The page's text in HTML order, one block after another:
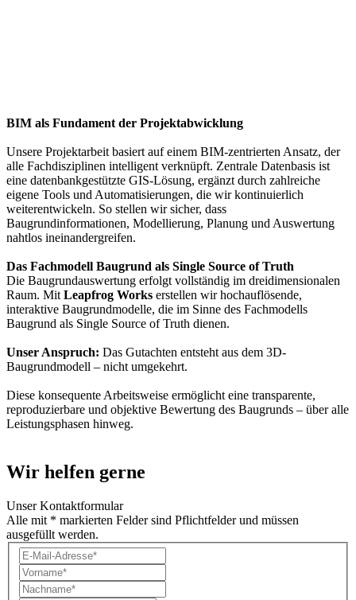
BIM als Fundament der Projektabwicklung
Unsere Projektarbeit basiert auf einem BIM-zentrierten Ansatz, der
alle Fachdisziplinen intelligent verknüpft. Zentrale Datenbasis ist
eine datenbankgestützte GIS-Lösung, ergänzt durch zahlreiche
eigene Tools und Automatisierungen, die wir kontinuierlich
weiterentwickeln. So stellen wir sicher, dass
Baugrundinformationen, Modellierung, Planung und Auswertung
nahtlos ineinandergreifen.
Das Fachmodell Baugrund als Single Source of Truth
Die Baugrundauswertung erfolgt vollständig im dreidimensionalen
Raum. Mit Leapfrog Works erstellen wir hochauflösende,
interaktive Baugrundmodelle, die im Sinne des Fachmodells
Baugrund als Single Source of Truth dienen.
Unser Anspruch: Das Gutachten entsteht aus dem 3D-
Baugrundmodell – nicht umgekehrt.
Diese konsequente Arbeitsweise ermöglicht eine transparente,
reproduzierbare und objektive Bewertung des Baugrunds – über alle
Leistungsphasen hinweg.
Wir helfen gerne
Unser Kontaktformular
Alle mit * markierten Felder sind Pflichtfelder und müssen
ausgefüllt werden.